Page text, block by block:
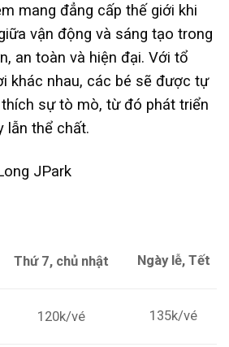
mang đẳng cấp thế giới khi
vận động và sáng tạo trong
an toàn và hiện đại. Với tổ
khác nhau, các bé sẽ được tự
sự tò mò, từ đó phát triển
lẫn thể chất.
JPark
Thứ 7, chủ nhật Ngày lễ, Tết
120k/vé 135k/vé